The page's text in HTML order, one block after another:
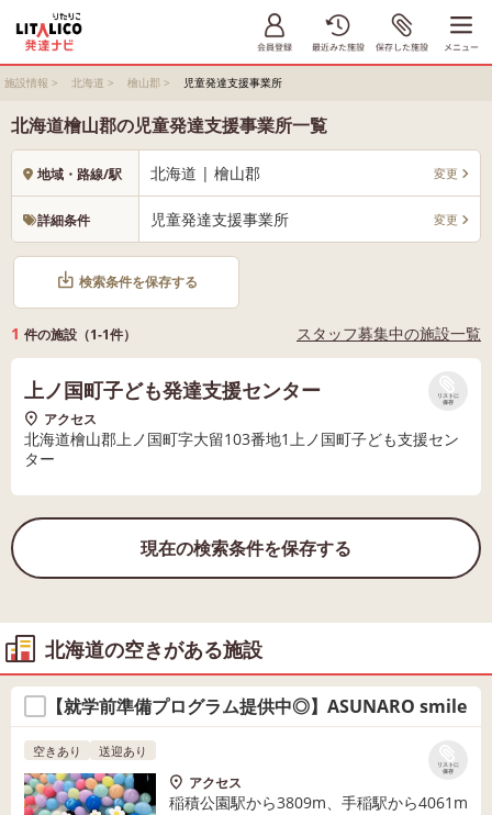
施設情報 > 北海道 > 檜山郡 > 児童発達支援事業所
北海道檜山郡の児童発達支援事業所一覧
地域・路線/駅 北海道 | 檜山郡 変更
詳細条件 児童発達支援事業所 変更
検索条件を保存する
1 件の施設（1-1件） スタッフ募集中の施設一覧
リストに
保存
上ノ国町子ども発達支援センター
アクセス
北海道檜山郡上ノ国町字大留103番地1上ノ国町子ども支援セン
ター
現在の検索条件を保存する
北海道の空きがある施設
【就学前準備プログラム提供中◎】ASUNARO smile
リストに
保存
空きあり 送迎あり
アクセス
稲積公園駅から3809m、手稲駅から4061m